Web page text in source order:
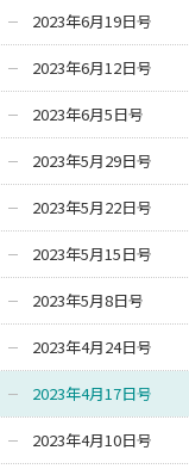
2023年6月19日号
2023年6月12日号
2023年6月5日号
2023年5月29日号
2023年5月22日号
2023年5月15日号
2023年5月8日号
2023年4月24日号
2023年4月17日号
2023年4月10日号